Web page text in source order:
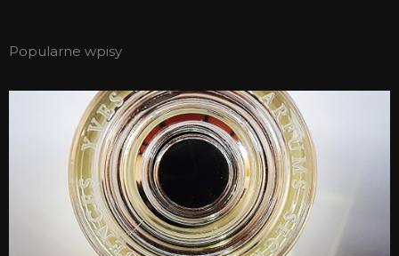
Popularne wpisy